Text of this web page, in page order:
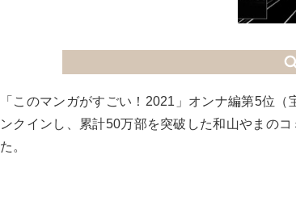
「このマンガがすごい！2021」オンナ編第5位
ンクインし、累計50万部を突破した和山やまの
た。